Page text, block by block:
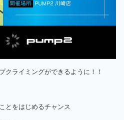
クライミングができるように！！
とをはじめるチャンス